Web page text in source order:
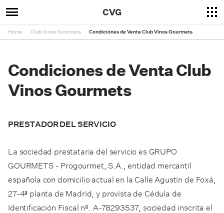
Home Club Vinos Gourmets Condiciones de Venta Club Vinos Gourmets
Condiciones de Venta Club
Vinos Gourmets
PRESTADOR DEL SERVICIO
La sociedad prestataria del servicio es GRUPO
GOURMETS - Progourmet, S.A., entidad mercantil
española con domicilio actual en la Calle Agustín de Foxá,
27-4ª planta de Madrid, y provista de Cédula de
Identificación Fiscal nº. A-78293537, sociedad inscrita el